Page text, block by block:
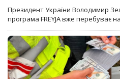
Президент України Володимир
програма FREYJA вже перебуває